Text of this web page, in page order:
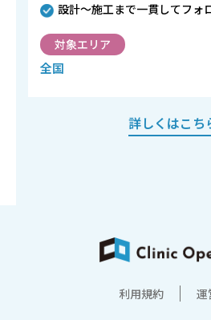
設計～施工まで一貫してフォ
対象エリア
全国
詳しくはこち
利用規約 運